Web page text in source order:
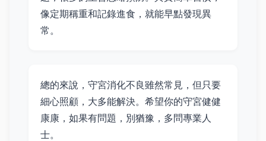
像定期稱重和記錄進食，就能早點發現異
常。
總的來說，守宮消化不良雖然常見，但只要
細心照顧，大多能解決。希望你的守宮健健
康康，如果有問題，別猶豫，多問專業人
士。